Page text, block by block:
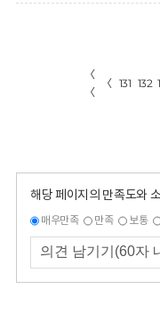
〈
〈
〈 131 132
해당 페이지의 만족도와
매우만족 만족 보통